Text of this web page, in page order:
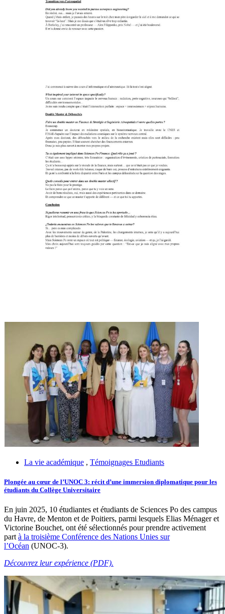
La vie académique , Témoignages Etudiants
Plongée au cœur de l’UNOC 3: récit d’une immersion diplomatique pour les
étudiants du Collège Universitaire
En juin 2025, 10 étudiantes et étudiants de Sciences Po des campus
du Havre, de Menton et de Poitiers, parmi lesquels Elias Ménager et
Victorine Bouchet, ont été sélectionnés pour prendre activement
part à la troisième Conférence des Nations Unies sur
l’Océan (UNOC-3).
Découvrez leur expérience (PDF).